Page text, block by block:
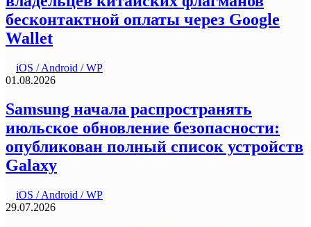
бесконтактной оплаты через Google
Wallet
iOS / Android / WP
01.08.2026
Samsung начала распространять
июльское обновление безопасности:
опубликован полный список устройств
Galaxy
iOS / Android / WP
29.07.2026